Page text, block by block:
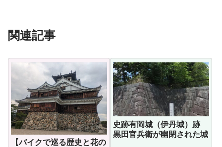
関連記事
【バイクで巡る歴史と花の
史跡有岡城（伊丹城）跡
黒田官兵衛が幽閉された城